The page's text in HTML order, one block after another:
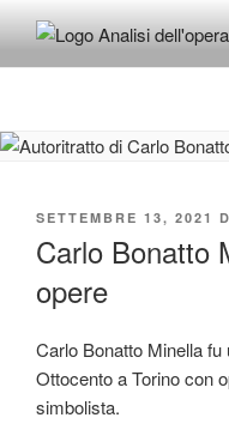
contenuto
ADO
Osservare le opere d'arte
PUBBLICATO
SETTEMBRE 13, 2021
Carlo Bonatto
opere
Carlo Bonatto Minella
Ottocento a Torino con
simbolista.